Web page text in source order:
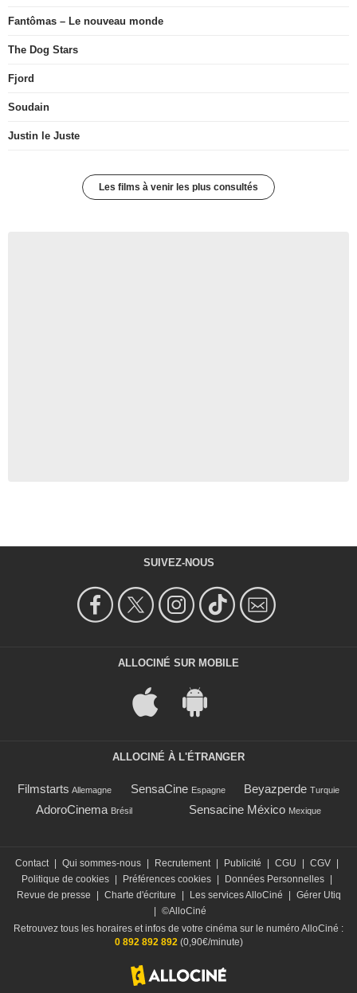
Fantômas – Le nouveau monde
The Dog Stars
Fjord
Soudain
Justin le Juste
Les films à venir les plus consultés
SUIVEZ-NOUS
ALLOCINÉ SUR MOBILE
ALLOCINÉ À L'ÉTRANGER
Filmstarts Allemagne SensaCine Espagne Beyazperde Turquie
AdoroCinema Brésil Sensacine México Mexique
Contact Qui sommes-nous Recrutement Publicité CGU CGV
Politique de cookies
Préférences cookies Données Personnelles
Revue de presse
Charte d'écriture Les services AlloCiné
Gérer Utiq
©AlloCiné
Retrouvez tous les horaires et infos de votre cinéma sur le numéro AlloCiné :
0 892 892 892(0,90€/minute)